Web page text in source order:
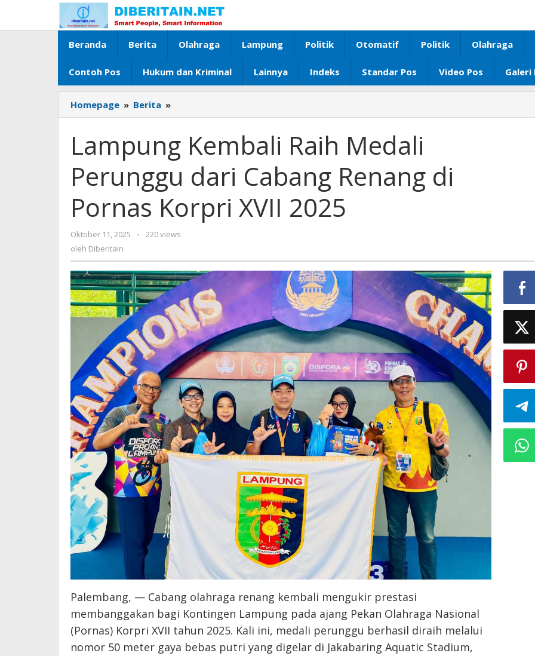
konten
Beranda Berita Olahraga Lampung Politik Otomatif Politik Olahraga
Contoh Pos Hukum dan Kriminal Lainnya Indeks Standar Pos Video Pos Galeri
Homepage » Berita »
Kembali
Medali
Perunggu
dari
Cabang
Renang
di
Pornas
Korpri
2025
Lampung Kembali Raih Medali
Perunggu dari Cabang Renang di
Pornas Korpri XVII 2025
Oktober 11, 2025
oleh
-
220 views
oleh Diberitain
Palembang, — Cabang olahraga renang kembali mengukir prestasi
membanggakan bagi Kontingen Lampung pada ajang Pekan Olahraga Nasional
(Pornas) Korpri XVII tahun 2025. Kali ini, medali perunggu berhasil diraih melalui
nomor 50 meter gaya bebas putri yang digelar di Jakabaring Aquatic Stadium,